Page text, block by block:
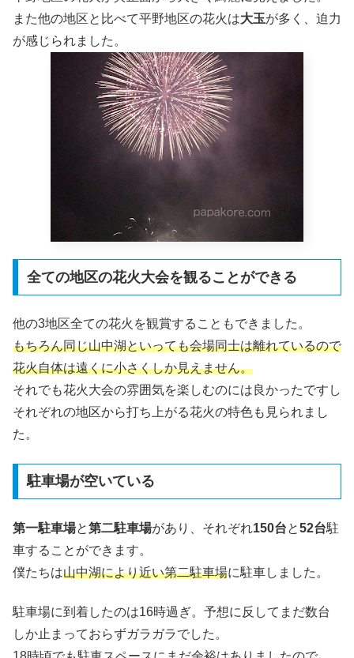
また他の地区と比べて平野地区の花火は大玉が多く、迫力
が感じられました。
全ての地区の花火大会を観ることができる
他の3地区全ての花火を観賞することもできました。
もちろん同じ山中湖といっても会場同士は離れているので
花火自体は遠くに小さくしか見えません。
それでも花火大会の雰囲気を楽しむのには良かったですし
それぞれの地区から打ち上がる花火の特色も見られまし
た。
駐車場が空いている
第一駐車場と第二駐車場があり、それぞれ150台と52台駐
車することができます。
僕たちは山中湖により近い第二駐車場に駐車しました。
駐車場に到着したのは16時過ぎ。予想に反してまだ数台
しか止まっておらずガラガラでした。